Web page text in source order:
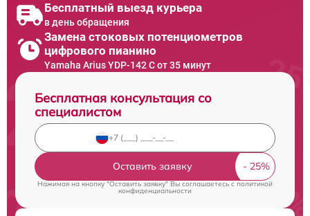
Бесплатный выезд курьера
в день обращения
Замена стоковых потенциометров
цифрового пианино
Yamaha Arius YDP-142 C от 35 минут
Бесплатная консультация со
специалистом
Оставить заявку
Нажимая на кнопку "Оставить заявку" Вы соглашаетесь cполитикой
конфиденциальности